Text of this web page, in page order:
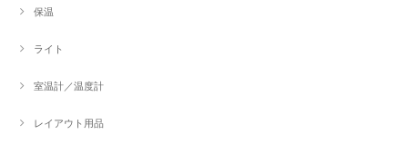
保温
ライト
室温計／温度計
レイアウト用品